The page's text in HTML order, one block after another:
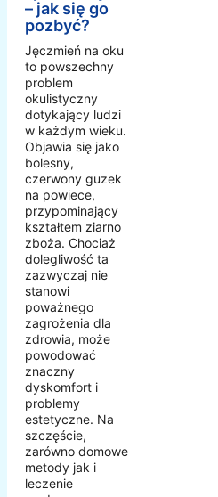
– jak się go
pozbyć?
Jęczmień na oku
to powszechny
problem
okulistyczny
dotykający ludzi
w każdym wieku.
Objawia się jako
bolesny,
czerwony guzek
na powiece,
przypominający
kształtem ziarno
zboża. Chociaż
dolegliwość ta
zazwyczaj nie
stanowi
poważnego
zagrożenia dla
zdrowia, może
powodować
znaczny
dyskomfort i
problemy
estetyczne. Na
szczęście,
zarówno domowe
metody jak i
leczenie